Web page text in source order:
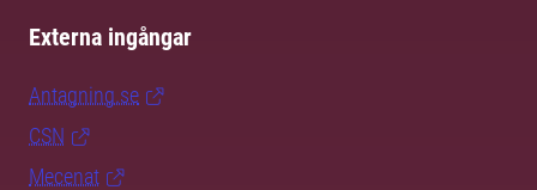
Externa ingångar
Antagning.se
CSN
Mecenat